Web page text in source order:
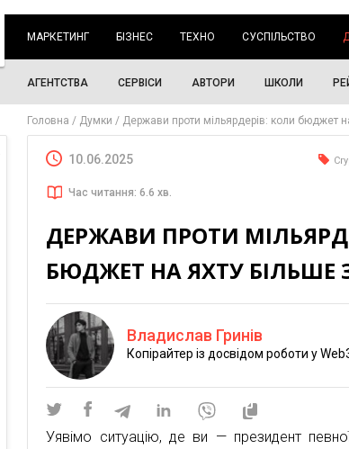
МАРКЕТИНГ БІЗНЕС ТЕХНО СУСПІЛЬСТВО
АГЕНТСТВА СЕРВІСИ АВТОРИ ШКОЛИ
Головна Думки Держави проти мільярдерів: коли бюджет
10.06.2025
Час читання: 6.6 хв.
ДЕРЖАВИ ПРОТИ
БЮДЖЕТ НА ЯХТУ БІЛЬШЕ
Владислав Гринів
Копірайтер із досвідом роботи у
Уявімо ситуацію, де ви — президент